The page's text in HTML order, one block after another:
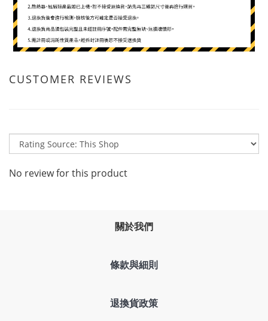
CUSTOMER REVIEWS
No review for this product
關於我們
條款與細則
退換貨政策